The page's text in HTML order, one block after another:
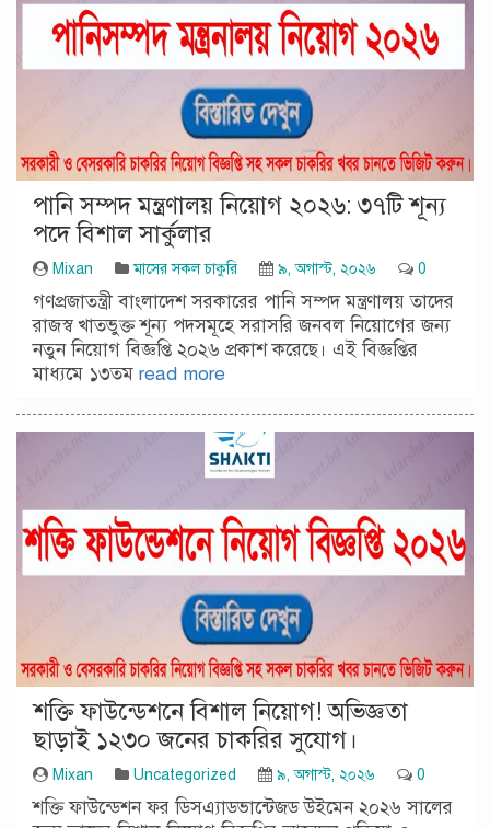
পানি সম্পদ মন্ত্রণালয় নিয়োগ ২০২৬: ৩৭টি শূন্য
পদে বিশাল সার্কুলার
Mixan মাসের সকল চাকুরি ৯, অগাস্ট, ২০২৬ 0
গণপ্রজাতন্ত্রী বাংলাদেশ সরকারের পানি সম্পদ মন্ত্রণালয় তাদের
রাজস্ব খাতভুক্ত শূন্য পদসমূহে সরাসরি জনবল নিয়োগের জন্য
নতুন নিয়োগ বিজ্ঞপ্তি ২০২৬ প্রকাশ করেছে। এই বিজ্ঞপ্তির
মাধ্যমে ১৩তম read more
শক্তি ফাউন্ডেশনে বিশাল নিয়োগ! অভিজ্ঞতা
ছাড়াই ১২৩০ জনের চাকরির সুযোগ।
Mixan Uncategorized ৯, অগাস্ট, ২০২৬ 0
শক্তি ফাউন্ডেশন ফর ডিসএ্যাডভান্টেজড উইমেন ২০২৬ সালের